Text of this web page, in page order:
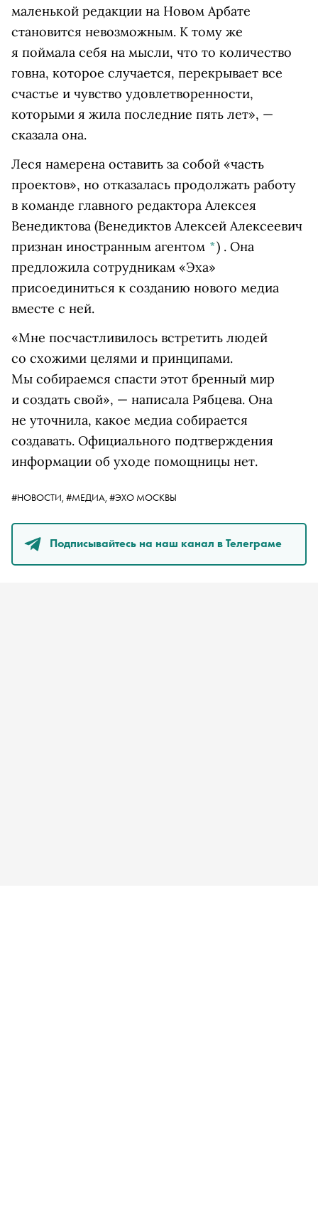
маленькой редакции на Новом Арбате
становится невозможным. К тому же
я поймала себя на мысли, что то количество
говна, которое случается, перекрывает все
счастье и чувство удовлетворенности,
которыми я жила последние пять лет», —
сказала она.
Леся намерена оставить за собой «часть
проектов», но отказалась продолжать работу
в команде главного редактора Алексея
Венедиктова (Венедиктов Алексей Алексеевич
признан иностранным агентом *) . Она
предложила сотрудникам «Эха»
присоединиться к созданию нового медиа
вместе с ней.
«Мне посчастливилось встретить людей
со схожими целями и принципами.
Мы собираемся спасти этот бренный мир
и создать свой», — написала Рябцева. Она
не уточнила, какое медиа собирается
создавать. Официального подтверждения
информации об уходе помощницы нет.
#НОВОСТИ, #МЕДИА, #ЭХО МОСКВЫ
Подписывайтесь на наш канал в Телеграме